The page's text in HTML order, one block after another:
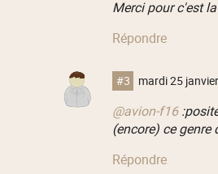
Merci pour c'est
Répondre
#3 mardi 25
@avion-f16
(encore) ce genre
Répondre